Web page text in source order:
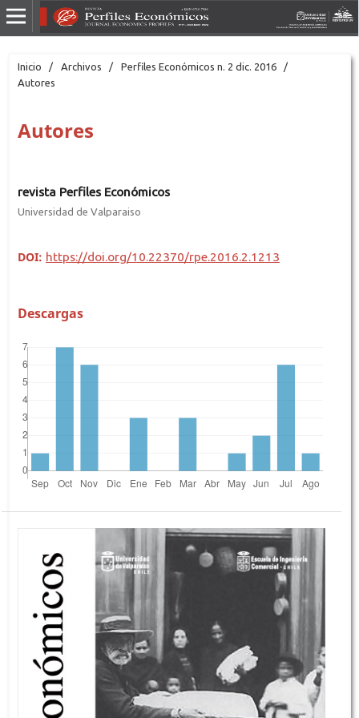
Inicio / Archivos / Perfiles Económicos n. 2 dic. 2016
/
Autores
Autores
revista Perfiles Económicos
Universidad de Valparaiso
DOI: https://doi.org/10.22370/rpe.2016.2.1213
Descargas